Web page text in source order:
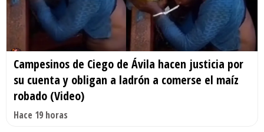
Campesinos de Ciego de Ávila hacen justicia por
su cuenta y obligan a ladrón a comerse el maíz
robado (Video)
Hace 19 horas